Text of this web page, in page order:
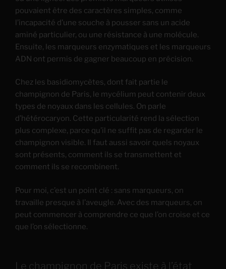
pouvaient être des caractères simples, comme
l’incapacité d’une souche à pousser sans un acide
aminé particulier, ou une résistance à une molécule.
Ensuite, les marqueurs enzymatiques et les marqueurs
ADN ont permis de gagner beaucoup en précision.
Chez les basidiomycètes, dont fait partie le
champignon de Paris, le mycélium peut contenir deux
types de noyaux dans les cellules. On parle
d’hétérocaryon. Cette particularité rend la sélection
plus complexe, parce qu’il ne suffit pas de regarder le
champignon visible. Il faut aussi savoir quels noyaux
sont présents, comment ils se transmettent et
comment ils se recombinent.
Pour moi, c’est un point clé : sans marqueurs, on
travaille presque à l’aveugle. Avec des marqueurs, on
peut commencer à comprendre ce que l’on croise et ce
que l’on sélectionne.
Le champignon de Paris existe à l’état